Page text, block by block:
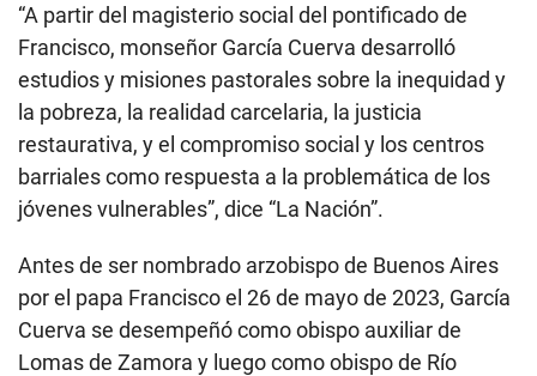
“A partir del magisterio social del pontificado de
Francisco, monseñor García Cuerva desarrolló
estudios y misiones pastorales sobre la inequidad y
la pobreza, la realidad carcelaria, la justicia
restaurativa, y el compromiso social y los centros
barriales como respuesta a la problemática de los
jóvenes vulnerables”, dice “La Nación”.
Antes de ser nombrado arzobispo de Buenos Aires
por el papa Francisco el 26 de mayo de 2023, García
Cuerva se desempeñó como obispo auxiliar de
Lomas de Zamora y luego como obispo de Río